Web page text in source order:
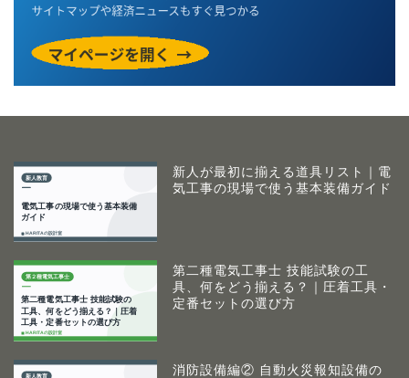
新人が最初に揃える道具リスト｜電
気工事の現場で使う基本装備ガイド
第二種電気工事士 技能試験の工
具、何をどう揃える？｜圧着工具・
定番セットの選び方
消防設備編② 自動火災報知設備の